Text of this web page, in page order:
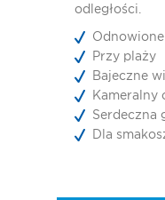
odległości.
Przy plaży
Bajeczne
Kameralny
Serdeczna
Dla